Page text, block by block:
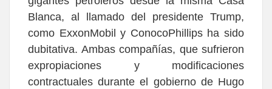
Blanca, al llamado del presidente Trump,
como ExxonMobil y ConocoPhillips ha sido
dubitativa. Ambas compañías, que sufrieron
expropiaciones y modificaciones
contractuales durante el gobierno de Hugo